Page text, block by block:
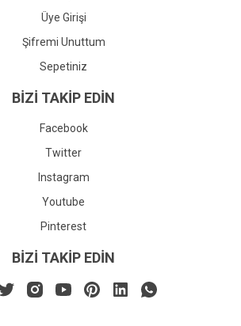
Üye Girişi
Şifremi Unuttum
Sepetiniz
BİZİ TAKİP EDİN
Facebook
Twitter
Instagram
Youtube
Pinterest
BİZİ TAKİP EDİN